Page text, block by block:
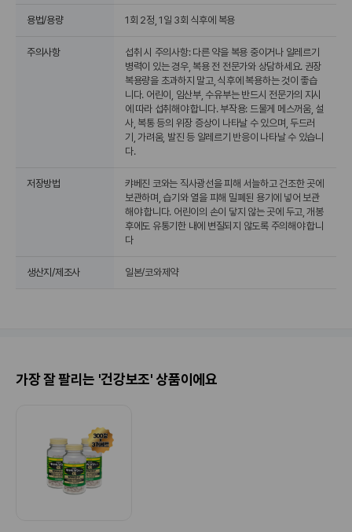
용법/용량 1회 2정, 1일 3회 식후에 복용
주의사항
섭취 시 주의사항: 다른 약을 복용 중이거나 알레르기
병력이 있는 경우, 복용 전 전문가와 상담하세요. 권장
복용량을 초과하지 말고, 식후에 복용하는 것이 좋습
니다. 어린이, 임산부, 수유부는 반드시 전문가의 지시
에 따라 섭취해야 합니다. 부작용: 드물게 메스꺼움, 설
사, 복통 등의 위장 증상이 나타날 수 있으며, 두드러
기, 가려움, 발진 등 알레르기 반응이 나타날 수 있습니
다.
저장방법
캬베진 코와는 직사광선을 피해 서늘하고 건조한 곳에
보관하며, 습기와 열을 피해 밀폐된 용기에 넣어 보관
해야 합니다. 어린이의 손이 닿지 않는 곳에 두고, 개봉
후에도 유통기한 내에 변질되지 않도록 주의해야 합니
다
생산지/제조사 일본/코와제약
가장 잘 팔리는 '건강보조' 상품이에요